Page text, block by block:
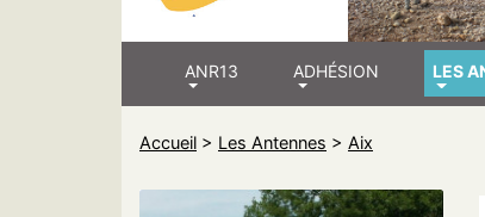
ANR13 ADHÉSION LES
Accueil > Les Antennes > Aix